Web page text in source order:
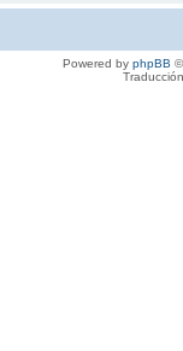
Powered by phpBB